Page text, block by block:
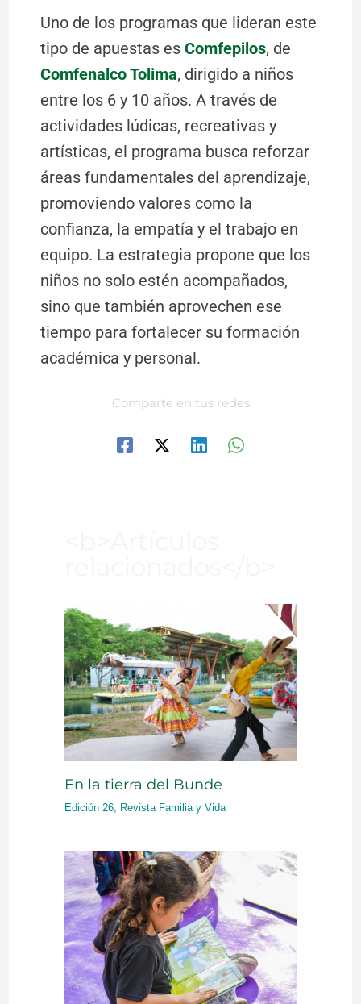
Uno de los programas que lideran este
tipo de apuestas esComfepilos, de
Comfenalco Tolima, dirigido a niños
entre los 6 y 10 años. A través de
actividades lúdicas, recreativas y
artísticas, el programa busca reforzar
áreas fundamentales del aprendizaje,
promoviendo valores como la
confianza, la empatía y el trabajo en
equipo. La estrategia propone que los
niños no solo estén acompañados,
sino que también aprovechen ese
tiempo para fortalecer su formación
académica y personal.
Comparte en tus redes
En la tierra del Bunde
Edición 26, Revista Familia y Vida